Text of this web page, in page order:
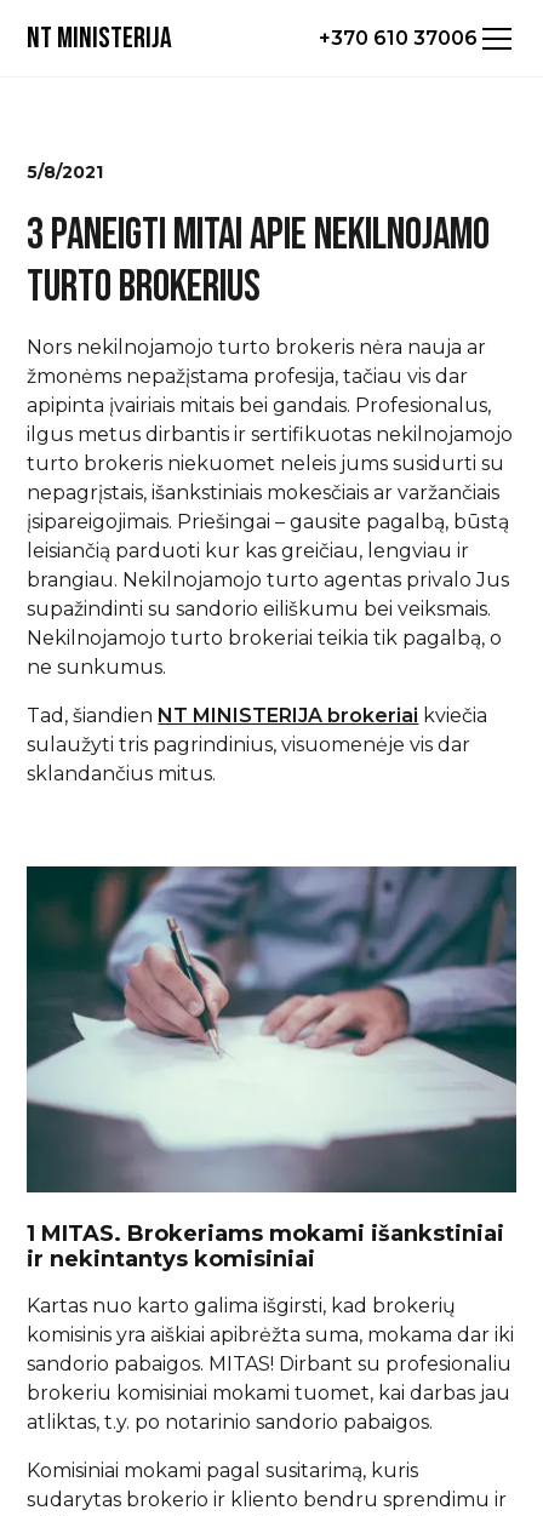
NT ministerija +370 610 37006
5/8/2021
3 PANEIGTI MITAI APIE NEKILNOJAMO
TURTO BROKERIUS
Nors nekilnojamojo turto brokeris nėra nauja ar
žmonėms nepažįstama profesija, tačiau vis dar
apipinta įvairiais mitais bei gandais. Profesionalus,
ilgus metus dirbantis ir sertifikuotas nekilnojamojo
turto brokeris niekuomet neleis jums susidurti su
nepagrįstais, išankstiniais mokesčiais ar varžančiais
įsipareigojimais. Priešingai – gausite pagalbą, būstą
leisiančią parduoti kur kas greičiau, lengviau ir
brangiau. Nekilnojamojo turto agentas privalo Jus
supažindinti su sandorio eiliškumu bei veiksmais.
Nekilnojamojo turto brokeriai teikia tik pagalbą, o
ne sunkumus.
Tad, šiandien NT MINISTERIJA brokeriai kviečia
sulaužyti tris pagrindinius, visuomenėje vis dar
sklandančius mitus.
1 MITAS. Brokeriams mokami išankstiniai
ir nekintantys komisiniai
Kartas nuo karto galima išgirsti, kad brokerių
komisinis yra aiškiai apibrėžta suma, mokama dar iki
sandorio pabaigos. MITAS! Dirbant su profesionaliu
brokeriu komisiniai mokami tuomet, kai darbas jau
atliktas, t.y. po notarinio sandorio pabaigos.
Komisiniai mokami pagal susitarimą, kuris
sudarytas brokerio ir kliento bendru sprendimu ir